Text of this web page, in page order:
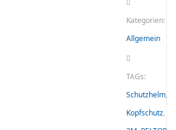
Kategorien:
Allgemein
TAGs:
Schutzhelm,
Kopfschutz,